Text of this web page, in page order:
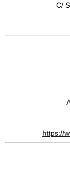
C/
https://